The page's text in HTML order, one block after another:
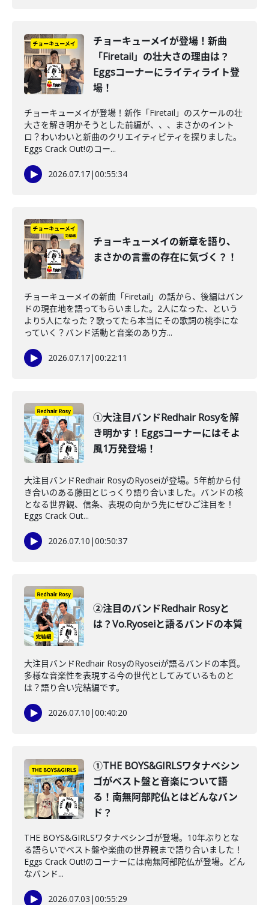
チョーキューメイが登場！新曲
「Firetail」の壮大さの理由は？
Eggsコーナーにライティライト登
場！
チョーキューメイが登場！新作「Firetail」のスケールの壮
大さを解き明かそうとした前編が、、、まさかのイント
ロ？わいわいと新曲のクリエイティビティを探りました。
Eggs Crack Out!のコー...
2026.07.17|00:55:34
チョーキューメイの新章を語り、
まさかの言霊の存在に気づく？！
チョーキューメイの新曲「Firetail」の話から、後編はバン
ドの現在地を語ってもらいました。2人になった、という
より5人になった？歌ってたら本当にその歌詞の桃李にな
っていく？バンド活動と音楽のあり方...
2026.07.17|00:22:11
①大注目バンドRedhair Rosyを解
き明かす！Eggsコーナーにはそよ
風1万発登場！
大注目バンドRedhair RosyのRyoseiが登場。5年前から付
き合いのある藤田とじっくり語り合いました。バンドの核
となる世界観、信条、表現の向かう先にぜひご注目を！
Eggs Crack Out...
2026.07.10 |00:50:37
②注目のバンドRedhair Rosyと
は？Vo.Ryoseiと語るバンドの本質
大注目バンドRedhair RosyのRyoseiが語るバンドの本質。
多様な音楽性を表現する今の世代としてみているものと
は？語り合い完結編です。
2026.07.10 |00:40:20
①THE BOYS&GIRLSワタナベシン
ゴがベスト盤と音楽について語
る！南無阿部陀仏とはどんなバン
ド？
THE BOYS&GIRLSワタナベシンゴが登場。10年ぶりとな
る語らいでベスト盤や楽曲の世界観まで語り合いました！
Eggs Crack Out!のコーナーには南無阿部陀仏が登場。どん
なバンド...
2026.07.03 |00:55:29